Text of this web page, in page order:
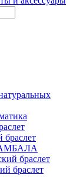
браслет
браслет
браслет